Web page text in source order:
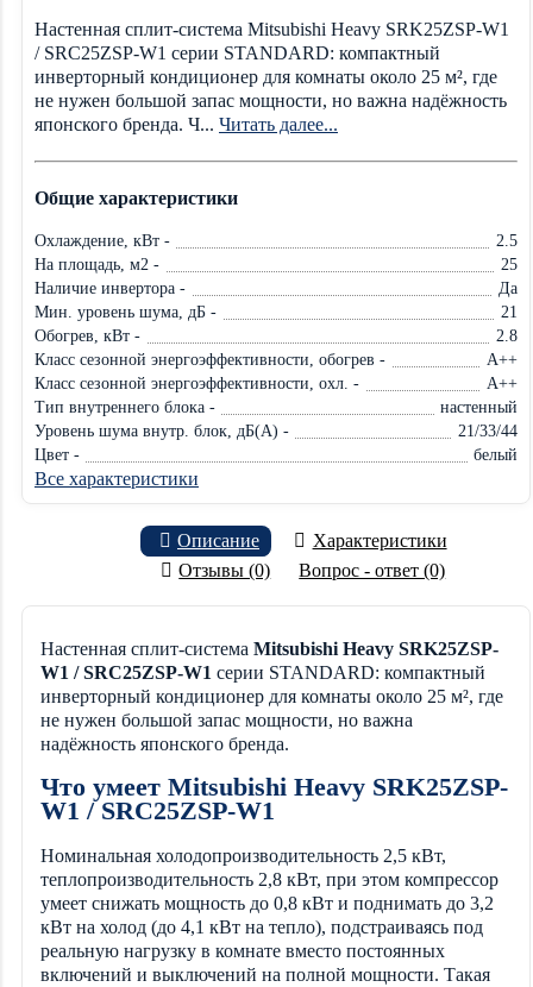
Настенная сплит-система Mitsubishi Heavy SRK25ZSP-W1
/ SRC25ZSP-W1 серии STANDARD: компактный
инверторный кондиционер для комнаты около 25 м², где
не нужен большой запас мощности, но важна надёжность
японского бренда. Ч... Читать далее...
Общие характеристики
Охлаждение, кВт -
2.5
На площадь, м2 -
25
Наличие инвертора -
Да
Мин. уровень шума, дБ -
21
Обогрев, кВт -
2.8
Класс сезонной энергоэффективности, обогрев -
A++
Класс сезонной энергоэффективности, охл. -
А++
Тип внутреннего блока -
настенный
Уровень шума внутр. блок, дБ(А) -
21/33/44
Цвет -
белый
Все характеристики
Описание
Характеристики
Отзывы (0)
Вопрос - ответ (0)
Настенная сплит-система Mitsubishi Heavy SRK25ZSP-
W1 / SRC25ZSP-W1 серии STANDARD: компактный
инверторный кондиционер для комнаты около 25 м², где
не нужен большой запас мощности, но важна
надёжность японского бренда.
Что умеет Mitsubishi Heavy SRK25ZSP-
W1 / SRC25ZSP-W1
Номинальная холодопроизводительность 2,5 кВт,
теплопроизводительность 2,8 кВт, при этом компрессор
умеет снижать мощность до 0,8 кВт и поднимать до 3,2
кВт на холод (до 4,1 кВт на тепло), подстраиваясь под
реальную нагрузку в комнате вместо постоянных
включений и выключений на полной мощности. Такая